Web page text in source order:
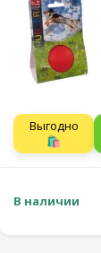
Выгодно
🛍️
В наличии